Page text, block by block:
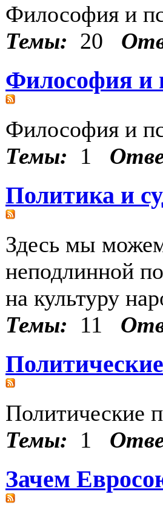
Философия и
Темы: 20
Философия и
Философия и
Темы:
1
Политика и
Здесь мы
неподлинной
на культуру
Темы:
11
Политические
Темы:
1
Зачем